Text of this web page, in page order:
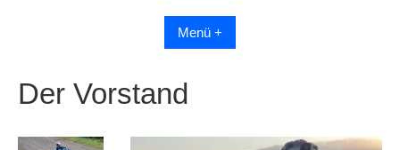
Menü +
Der Vorstand